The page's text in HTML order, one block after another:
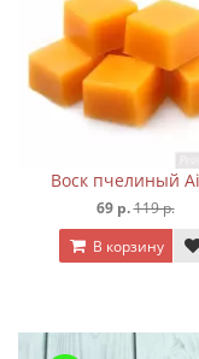
Воск пчелиный
69 р.119 р.
В корзину